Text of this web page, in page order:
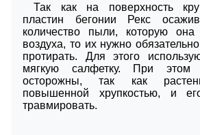
Так как на поверхность
пластин бегонии Рекс
количество пыли, которую она
воздуха, то их нужно
протирать. Для этого
мягкую салфетку. При этом
осторожны, так как
повышенной хрупкостью, и
травмировать.